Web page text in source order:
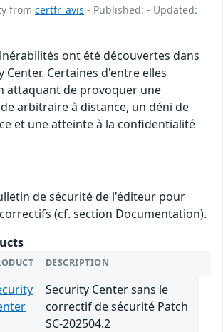
from certfr_avis - Published: - Updated:
ont été découvertes dans
Center. Certaines d'entre elles
attaquant de provoquer une
arbitraire à distance, un déni de
et une atteinte à la confidentialité
de sécurité de l'éditeur pour
(cf. section Documentation).
DESCRIPTION
Security Center sans le
correctif de sécurité Patch
SC-202504.2